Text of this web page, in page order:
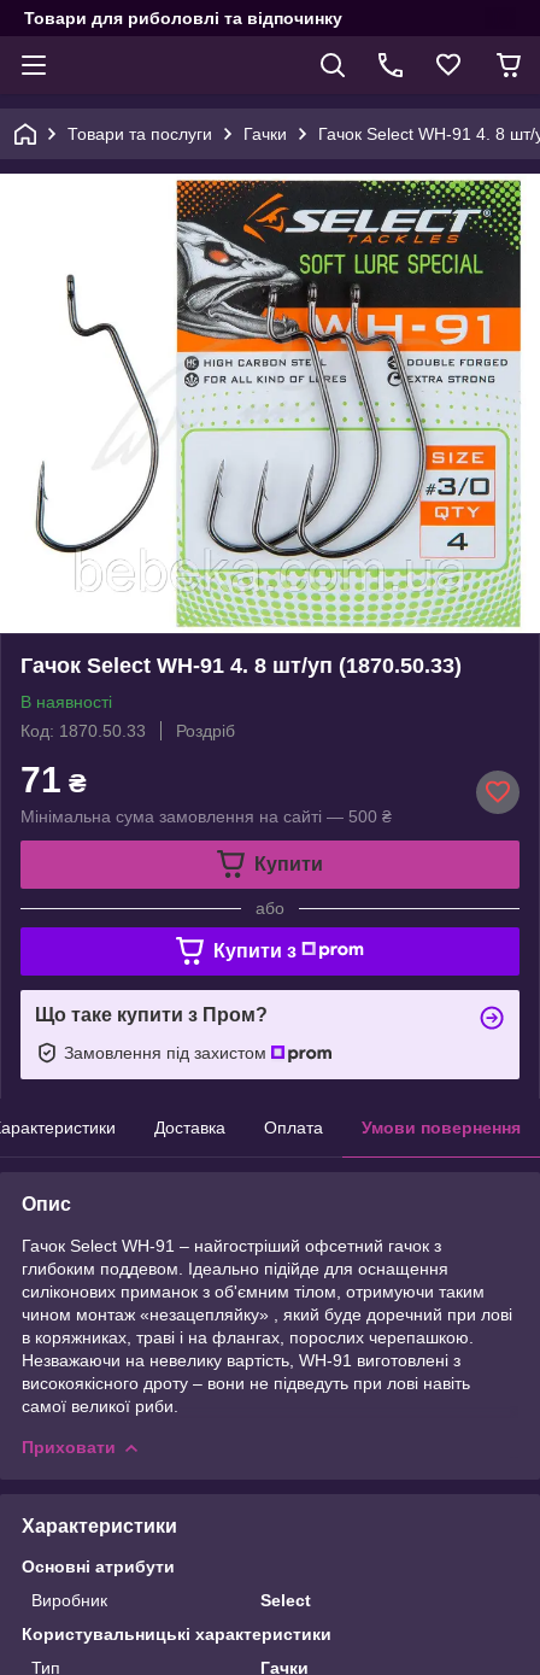
Товари для риболовлі та відпочинку
Товари та послуги Гачки Гачок Select WH-91 4. 8
Гачок Select WH-91 4. 8 шт/уп (1870.50.33)
В наявності
Код: 1870.50.33
Роздріб
71 ₴
Мінімальна сума замовлення на сайті — 500 ₴
Купити
або
Купити з
Що таке купити з Пром?
Замовлення під захистом
Доставка Оплата Умови повернення
Опис
Гачок Select WH-91 – найгостріший офсетний гачок з
глибоким поддевом. Ідеально підійде для оснащення
силіконових приманок з об'ємним тілом, отримуючи таким
чином монтаж «незацепляйку» , який буде доречний при лові
в коряжниках, траві і на флангах, порослих черепашкою.
Незважаючи на невелику вартість, WH-91 виготовлені з
високоякісного дроту – вони не підведуть при лові навіть
самої великої риби.
Приховати
Характеристики
Основні атрибути
Виробник
Select
Користувальницькі характеристики
Тип
Гачки